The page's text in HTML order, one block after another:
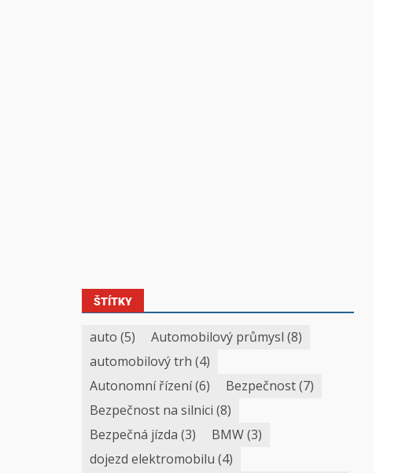
ŠTÍTKY
auto (5) Automobilový průmysl (8)
automobilový trh (4)
Autonomní řízení(6) Bezpečnost(7)
Bezpečnost na silnici (8)
Bezpečná jízda (3) BMW(3)
dojezd elektromobilu (4)